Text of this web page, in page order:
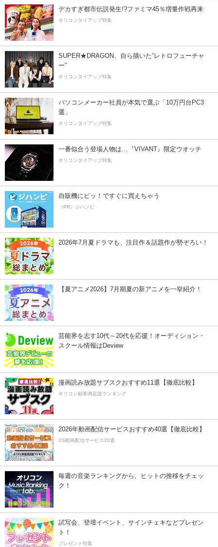
デカすぎ都市伝説発生!?ファミマ45％増量作戦再来
オリコンタイアップ特集
SUPER★DRAGON、自ら描いた”レトロフューチャ
ー”
オリコンタイアップ特集
パソコンメーカー社員が本気で選ぶ「10万円台PC3
選」
オリコンタイアップ特集
一番似合う登場人物は…『VIVANT』限定ウオッチ
オリコンタイアップ特集
自販機にピッ！ですぐに買えちゃう
（PR）ジハンピ
2026年7月夏ドラマも、注目作＆話題作が勢ぞろい！
【夏アニメ2026】7月期夏の新アニメを一挙紹介！
芸能界を志す10代～20代を応援！オーディション・
スクール情報はDeview
漫画読み放題サブスクおすすめ11選【徹底比較】
オリコン顧客満足度ランキング
2026年動画配信サービスおすすめ40選【徹底比較】
CS動画配信サービス20選
毎週の音楽ランキングから、ヒットの推移をチェッ
ク！
試写会、登壇イベント、サインチェキなどプレゼン
ト！
プレゼント特集